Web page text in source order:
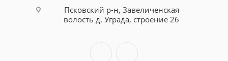
Псковский р-н, Завеличенская
волость д. Уграда, строение 26